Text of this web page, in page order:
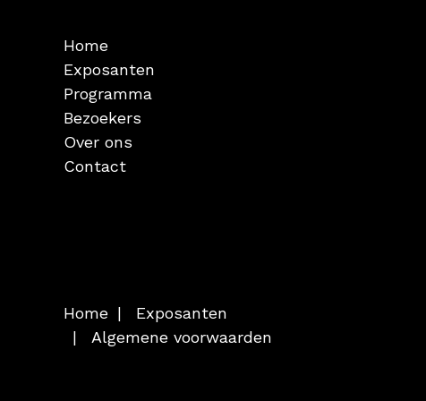
Home
Exposanten
Programma
Bezoekers
Over ons
Contact
Home
Exposanten
Algemene voorwaarden